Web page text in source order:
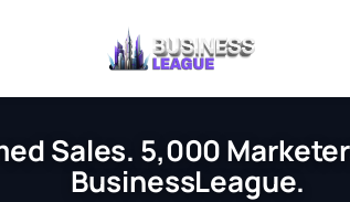
Sales. 5,000
BusinessLeague.